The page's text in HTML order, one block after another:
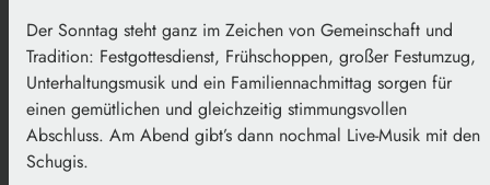
Der Sonntag steht ganz im Zeichen von Gemeinschaft und
Tradition: Festgottesdienst, Frühschoppen, großer Festumzug,
Unterhaltungsmusik und ein Familiennachmittag sorgen für
einen gemütlichen und gleichzeitig stimmungsvollen
Abschluss. Am Abend gibt’s dann nochmal Live-Musik mit den
Schugis.